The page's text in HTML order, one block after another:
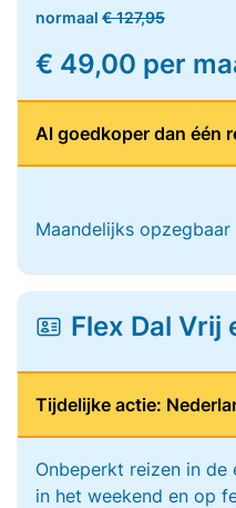
normaal € 127,95
€ 49,00 per
Al goedkoper dan één
Maandelijks opzegbaar
Flex Dal Vrij
Tijdelijke actie:
Onbeperkt reizen in
in het weekend en op